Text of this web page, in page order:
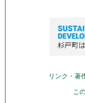
リンク・著
こ